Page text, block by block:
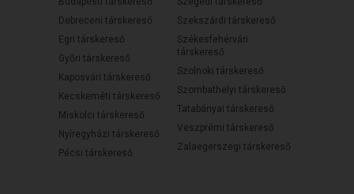
Debreceni társkereső
Egri társkereső
Győri társkereső
Kaposvári társkereső
Kecskeméti társkereső
Miskolci társkereső
Nyíregyházi társkereső
Pécsi társkereső
Szekszárdi társkereső
Székesfehérvári
társkereső
Szolnoki társkereső
Szombathelyi társkereső
Tatabányai társkereső
Veszprémi társkereső
Zalaegerszegi társkereső